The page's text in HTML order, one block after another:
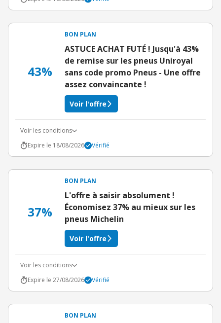
43%
BON PLAN
ASTUCE ACHAT FUTÉ ! Jusqu'à 43%
de remise sur les pneus Uniroyal
sans code promo Pneus - Une offre
assez convaincante !
Voir l'offre
Voir les conditions
Expire le 18/08/2026
Vérifié
37%
BON PLAN
L'offre à saisir absolument !
Économisez 37% au mieux sur les
pneus Michelin
Voir l'offre
Voir les conditions
Expire le 27/08/2026
Vérifié
BON PLAN